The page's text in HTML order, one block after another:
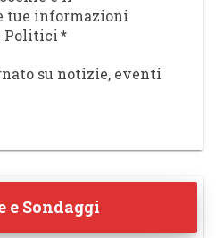
tue informazioni
Politici*
su notizie, eventi
e Sondaggi